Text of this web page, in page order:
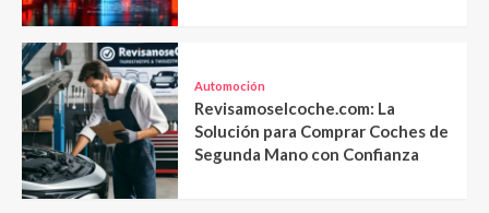
Automoción
Revisamoselcoche.com: La
Solución para Comprar Coches de
Segunda Mano con Confianza